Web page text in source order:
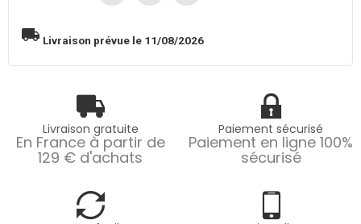
local_shipping Livraison prévue le 11/08/2026
Livraison gratuite
En France à partir de
129 € d'achats
Paiement sécurisé
Paiement en ligne 100%
sécurisé